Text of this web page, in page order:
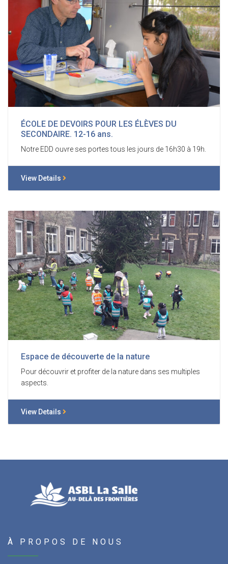
ÉCOLE DE DEVOIRS POUR LES ÉLÈVES DU
SECONDAIRE. 12-16 ans.
Notre EDD ouvre ses portes tous les jours de 16h30 à 19h.
View Details
Espace de découverte de la nature
Pour découvrir et profiter de la nature dans ses multiples
aspects.
View Details
À PROPOS DE NOUS